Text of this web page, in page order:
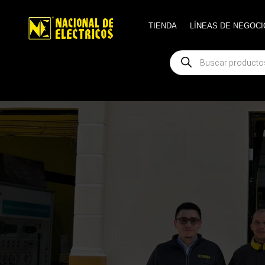
TIENDA LÍNEAS DE
Búsqueda
de
productos
TIENDA LÍNEAS DE
Búsqueda
de
productos